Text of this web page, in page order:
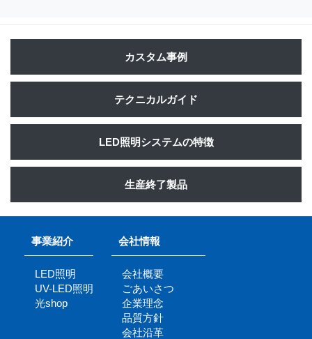
カスタム事例
テクニカルガイド
LED照明システムの特徴
生産終了製品
事業紹介
LED照明
UV-LED照明
光shop
会社情報
会社概要
ごあいさつ
企業理念
品質方針
会社沿革